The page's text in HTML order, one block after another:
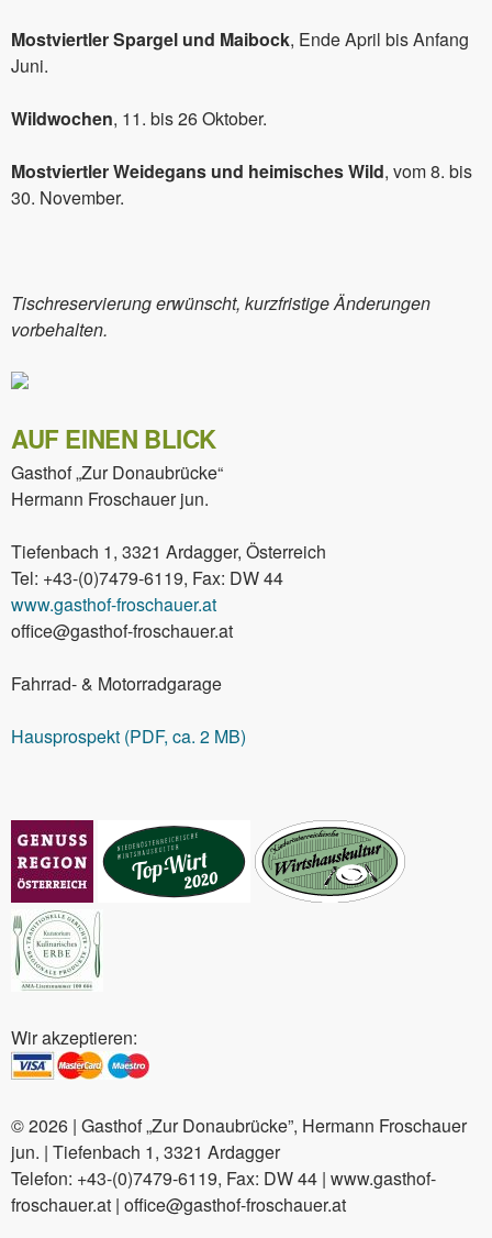
Mostviertler Spargel und Maibock, Ende April bis Anfang
Juni.
Wildwochen, 11. bis 26 Oktober.
Mostviertler Weidegans und heimisches Wild, vom 8. bis
30. November.
Tischreservierung erwünscht, kurzfristige Änderungen
vorbehalten.
AUF EINEN BLICK
Gasthof „Zur Donaubrücke“
Hermann Froschauer jun.
Tiefenbach 1, 3321 Ardagger, Österreich
Tel: +43-(0)7479-6119, Fax: DW 44
www.gasthof-froschauer.at
office@gasthof-froschauer.at
Fahrrad- & Motorradgarage
Hausprospekt (PDF, ca. 2 MB)
Wir akzeptieren:
© 2026 | Gasthof „Zur Donaubrücke”, Hermann Froschauer
jun. | Tiefenbach 1, 3321 Ardagger
Telefon: +43-(0)7479-6119, Fax: DW 44 | www.gasthof-
froschauer.at | office@gasthof-froschauer.at